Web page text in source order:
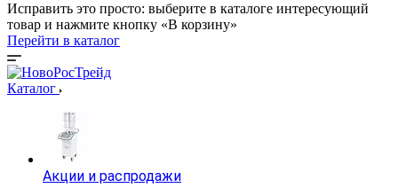
Исправить это просто: выберите в каталоге интересующий
товар и нажмите кнопку «В корзину»
Перейти в каталог
Каталог
Акции и распродажи